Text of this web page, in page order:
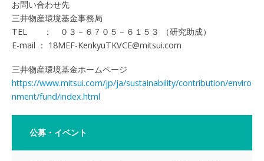
お問い合わせ先
三井物産環境基金事務局
TEL ： ０３－６７０５－６１５３ （研究助成）
E-mail ： 18MEF-KenkyuTKVCE@mitsui.com
三井物産環境基金ホームページ
https://www.mitsui.com/jp/ja/sustainability/contribution/enviro
nment/fund/index.html
公募・イベント